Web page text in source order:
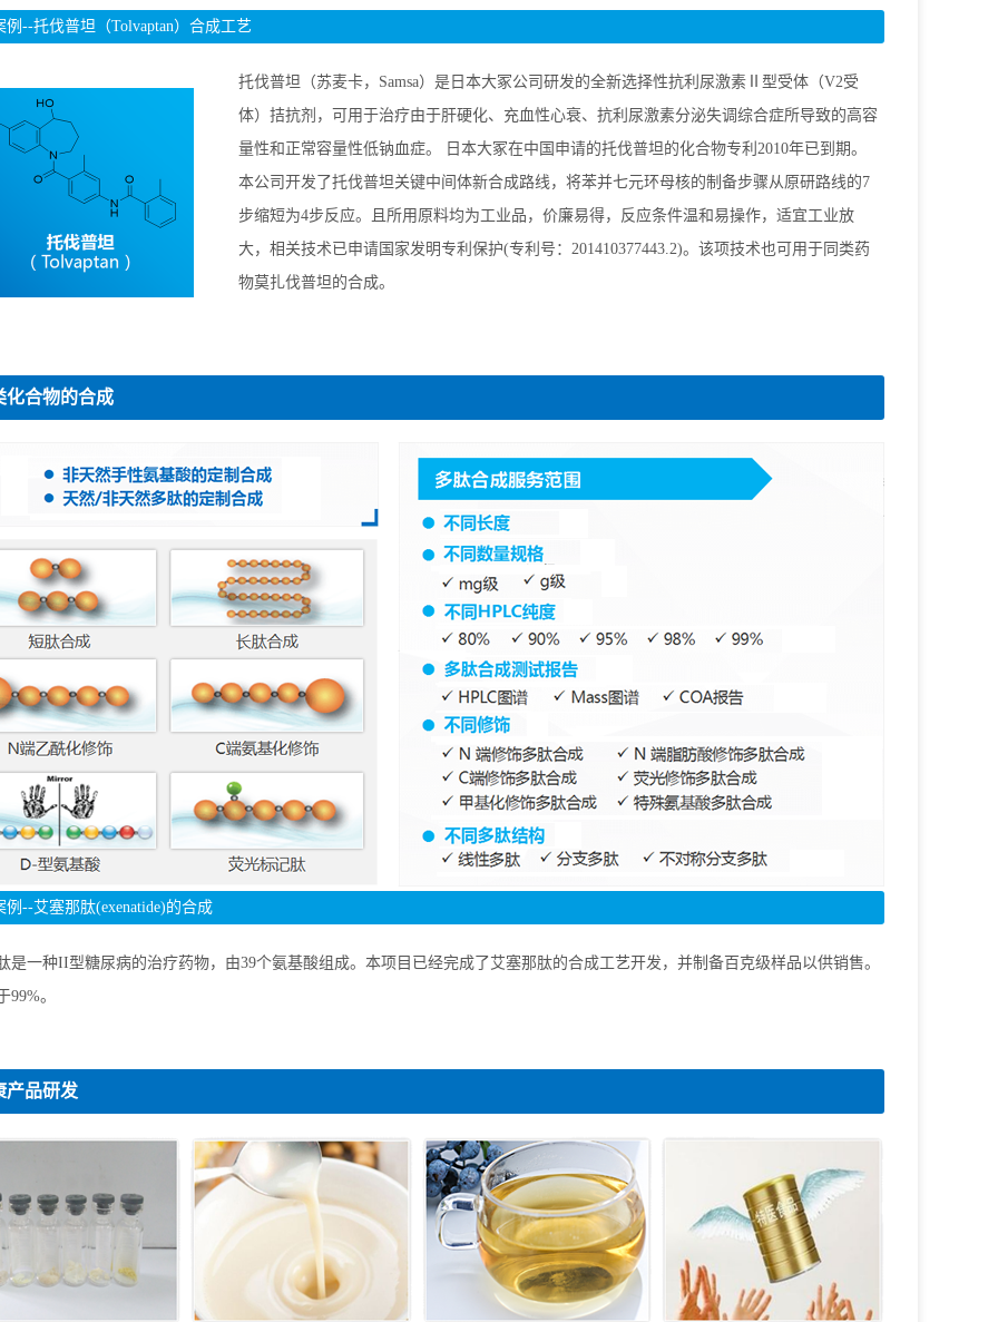
例--托伐普坦（Tolvaptan）合成工艺
托伐普坦（苏麦卡，Samsa）是日本大冢公司研发的全新选择性抗利尿激素Ⅱ型受体（V2受
体）拮抗剂，可用于治疗由于肝硬化、充血性心衰、抗利尿激素分泌失调综合症所导致的高容
量性和正常容量性低钠血症。 日本大冢在中国申请的托伐普坦的化合物专利2010年已到期。
本公司开发了托伐普坦关键中间体新合成路线，将苯并七元环母核的制备步骤从原研路线的7
步缩短为4步反应。且所用原料均为工业品，价廉易得，反应条件温和易操作，适宜工业放
大，相关技术已申请国家发明专利保护(专利号：201410377443.2)。该项技术也可用于同类药
物莫扎伐普坦的合成。
化合物的合成
例--艾塞那肽(exenatide)的合成
是一种II型糖尿病的治疗药物，由39个氨基酸组成。本项目已经完成了艾塞那肽的合成工艺开发，并制备百克级样品以供销售。
99%。
产品研发